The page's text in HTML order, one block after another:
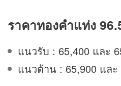
ราคาทองคำแท่ง
แนวรับ : 65,400 และ
แนวต้าน : 65,900 และ